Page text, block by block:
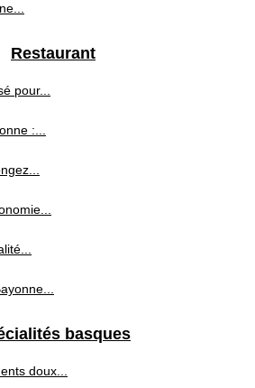
Restaurant
pour...
:...
basques
doux...